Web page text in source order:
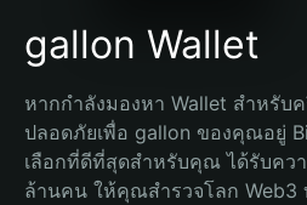
gallon Wallet
หากกำลังมองหา Wallet สำหรับ
ปลอดภัยเพื่อ gallon ของคุณอยู่
เลือกที่ดีที่สุดสำหรับคุณ ได้รับควา
ล้านคน ให้คุณสำรวจโลก Web3